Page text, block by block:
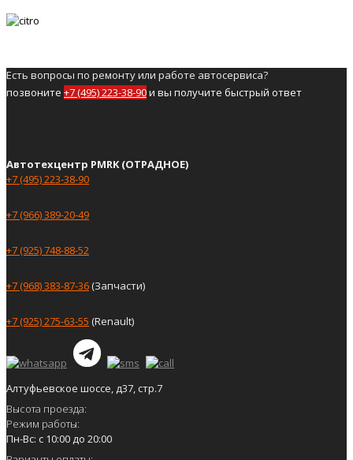
Есть вопросы по ремонту или работе автосервиса?
позвоните +7 (495) 223-38-90и вы получите быстрый ответ
Автотехцентр PMRK (ОТРАДНОЕ)
+7 (495) 223-38-90
+7 (966) 389-20-49
+7 (925) 748-88-52
+7 (968) 383-87-36(Запчасти)
+7 (925) 275-63-55 (Renault)
Алтуфьевское шоссе, д37, стр.7
Высота проезда:
Режим работы:
Пн-Вс: с 10:00 до 20:00